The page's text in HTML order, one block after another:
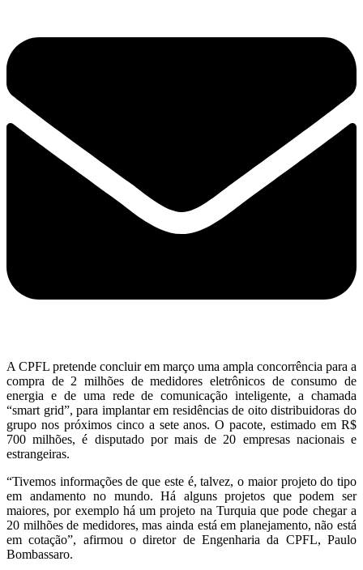
A CPFL pretende concluir em março uma ampla concorrência para a
compra de 2 milhões de medidores eletrônicos de consumo de
energia e de uma rede de comunicação inteligente, a chamada
“smart grid”, para implantar em residências de oito distribuidoras do
grupo nos próximos cinco a sete anos. O pacote, estimado em R$
700 milhões, é disputado por mais de 20 empresas nacionais e
estrangeiras.
“Tivemos informações de que este é, talvez, o maior projeto do tipo
em andamento no mundo. Há alguns projetos que podem ser
maiores, por exemplo há um projeto na Turquia que pode chegar a
20 milhões de medidores, mas ainda está em planejamento, não está
em cotação”, afirmou o diretor de Engenharia da CPFL, Paulo
Bombassaro.